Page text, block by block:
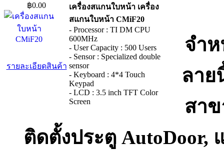
฿0.00
รายละเอียดสินค้า
เครื่องสแกนใบหน้า เครื่อง
สแกนใบหน้า CMiF20
- Processor : TI DM CPU
600MHz
- User Capacity : 500 Users
- Sensor : Specialized double
sensor
- Keyboard : 4*4 Touch
Keypad
- LCD : 3.5 inch TFT Color
Screen
จำห
ลา
สา
ติดตั้งประตู AutoDoor,